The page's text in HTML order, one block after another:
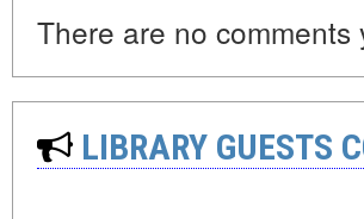
There are no comments
LIBRARY GUESTS